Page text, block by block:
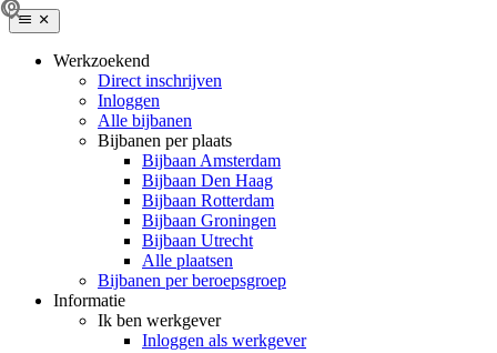
Werkzoekend
Direct inschrijven
Inloggen
Alle bijbanen
Bijbanen per plaats
Bijbaan Amsterdam
Bijbaan Den Haag
Bijbaan Rotterdam
Bijbaan Groningen
Bijbaan Utrecht
Alle plaatsen
Bijbanen per beroepsgroep
Informatie
Ik ben werkgever
Inloggen als werkgever